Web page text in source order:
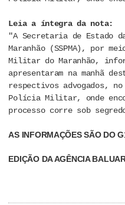
Leia a íntegra da nota:
"A Secretaria de Estado
Maranhão (SSPMA), por
Militar do Maranhão,
apresentaram na manhã
respectivos advogados,
Polícia Militar, onde
processo corre sob
AS INFORMAÇÕES SÃO DO
EDIÇÃO DA AGÊNCIA